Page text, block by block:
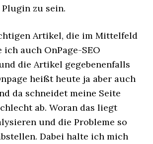
zu sein.
Artikel, die im Mittelfeld
ich auch OnPage-SEO
die Artikel gegebenenfalls
heißt heute ja aber auch
da schneidet meine Seite
ab. Woran das liegt
und die Probleme so
Dabei halte ich mich